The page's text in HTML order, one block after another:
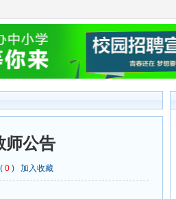
师公告
0 ) 加入收藏